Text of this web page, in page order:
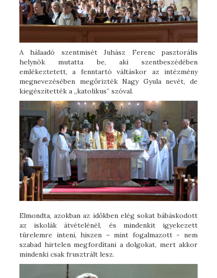
A hálaadó szentmisét Juhász Ferenc pasztorális
helynök mutatta be, aki szentbeszédében
emlékeztetett, a fenntartó váltáskor az intézmény
megnevezésében megőrizték Nagy Gyula nevét, de
kiegészítették a „katolikus” szóval.
Elmondta, azokban az időkben elég sokat bábáskodott
az iskolák átvételénél, és mindenkit igyekezett
türelemre inteni, hiszen – mint fogalmazott - nem
szabad hirtelen megfordítani a dolgokat, mert akkor
mindenki csak frusztrált lesz.